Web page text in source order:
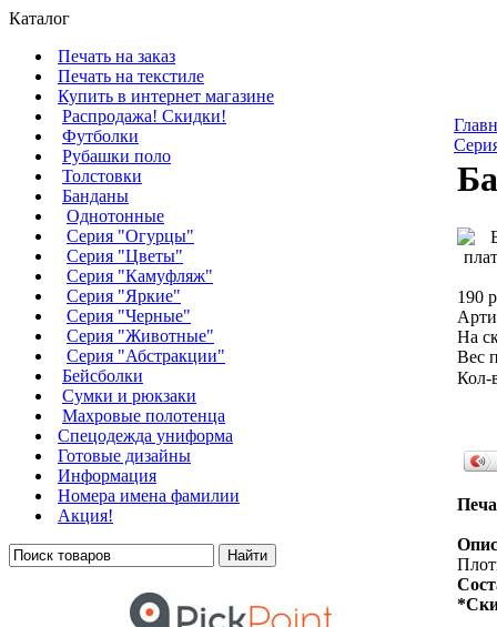
Каталог
Печать на заказ
Печать на текстиле
Купить в интернет магазине
Распродажа! Скидки!
Футболки
Рубашки поло
Толстовки
Банданы
Однотонные
Серия "Огурцы"
Серия "Цветы"
Серия "Камуфляж"
Серия "Яркие"
Серия "Черные"
Серия "Животные"
Серия "Абстракции"
Бейсболки
Сумки и рюкзаки
Махровые полотенца
Cпецодежда униформа
Готовые дизайны
Информация
Номера имена фамилии
Акция!
190
На
Вес
Кол-